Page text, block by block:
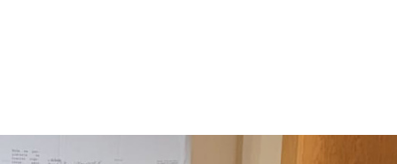
DH